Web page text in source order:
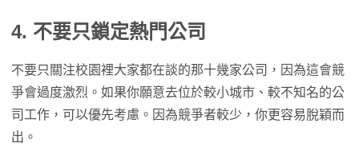
4. 不要只鎖定熱門公司
不要只關注校園裡大家都在談的那十幾家公司，因為這會競
爭會過度激烈。如果你願意去位於較小城市、較不知名的公
司工作，可以優先考慮。因為競爭者較少，你更容易脫穎而
出。